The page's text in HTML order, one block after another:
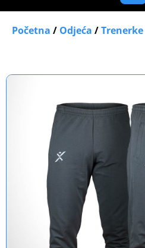
Početna / Odjeća /Trenerke